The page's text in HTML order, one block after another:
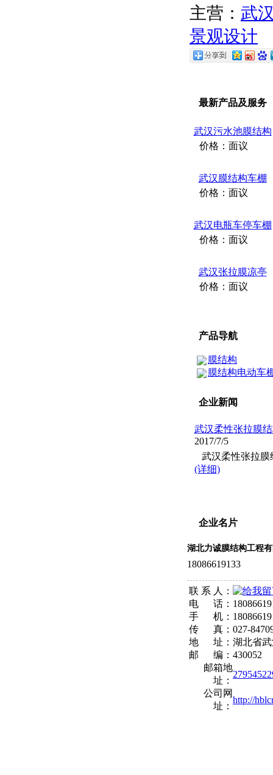
主营： 武
景观设计
最新产品及服务
武汉污水池膜结构
价格： 面议
武汉膜结构车棚
价格： 面议
武汉电瓶车停车棚
价格： 面议
武汉张拉膜凉亭
价格： 面议
产品导航
膜结构
膜结构电动车
企业新闻
武汉柔性张拉膜
2017/7/5
武汉柔性张拉
(详细)
企业名片
湖北力诚膜结构工程
18086619133
联 系 人：
电 话：
手 机：
传 真： 027-
地 址： 湖北省
邮 编： 430052
邮箱地
址：
公司网
址：
http://